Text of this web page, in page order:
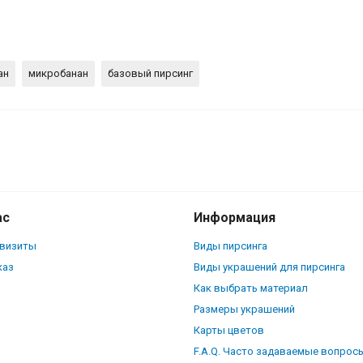
микробанан базовый пирсинг
Информация
Виды пирсинга
Виды украшений для пирсинга
Как выбрать материал
Размеры украшений
Карты цветов
F.A.Q. Часто задаваемые